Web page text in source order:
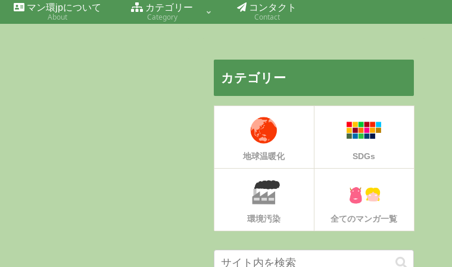
マン環jpについて
About
カテゴリー
Category
コンタクト
Contact
カテゴリー
地球温暖化 SDGs
環境汚染 全てのマンガ一覧